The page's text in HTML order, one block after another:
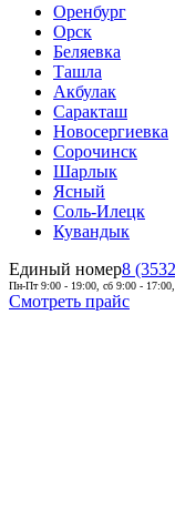
Оренбург
Орск
Беляевка
Ташла
Акбулак
Саракташ
Новосергиевка
Сорочинск
Шарлык
Ясный
Соль-Илецк
Кувандык
Единый номер8
Пн-Пт 9:00 - 19:00, сб 9:00 -
Смотреть прайс